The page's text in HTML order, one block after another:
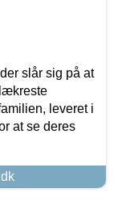
slår sig på at
leveret i
at se deres